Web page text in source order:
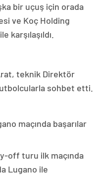
bir uçuş için orada
ve Koç Holding
karşılaşıldı.
teknik Direktör
sohbet etti.
maçında başarılar
off turu ilk maçında
Lugano ile